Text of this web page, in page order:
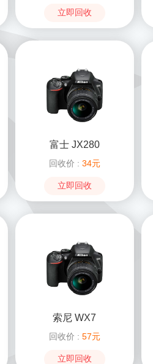
立即回收
富士 JX280
回收价 : 34元
立即回收
索尼 WX7
回收价 : 57元
立即回收